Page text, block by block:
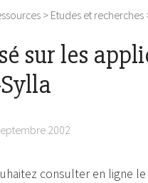
> Etudes et recherches
sur les
2002
consulter en ligne